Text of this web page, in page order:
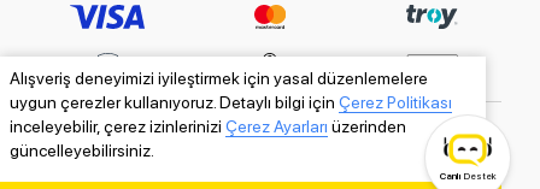
Alışveriş deneyimizi iyileştirmek için yasal düzenlemelere
uygun çerezler kullanıyoruz. Detaylı bilgi için Çerez Politikası
inceleyebilir, çerez izinlerinizi Çerez Ayarları üzerinden
güncelleyebilirsiniz.
Canlı Destek